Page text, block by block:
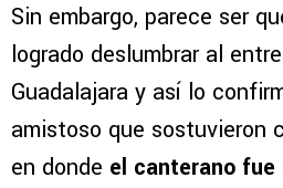
Sin embargo, parece ser
logrado deslumbrar al
Guadalajara y así lo
amistoso que sostuvieron
en donde el canterano